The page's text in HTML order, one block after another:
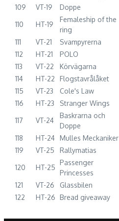
109
VT-19 Doppe
110 HT-19
Femaleship of the
ring
111 VT-21 Svampyrerna
112
HT-21 POLO
113
VT-22 Körvägarna
114
HT-22 Flogstavrålåket
115
VT-23 Cole's Law
116
HT-23 Stranger Wings
117 VT-24
Baskrarna och
Doppe
118 HT-24 Mulles Meckaniker
119
VT-25 Rallymatias
120 HT-25
Passenger
Princesses
121 VT-26 Glassbilen
122
HT-26 Bread giveaway